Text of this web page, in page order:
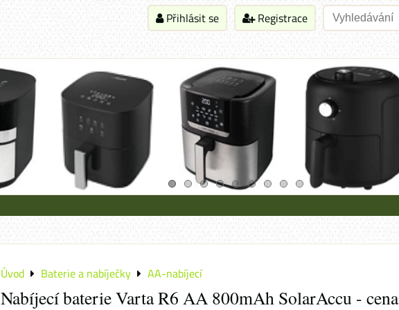
Přihlásit se Registrace
Úvod Baterie a nabíječky AA-nabíjecí
Nabíjecí baterie Varta R6 AA 800mAh SolarAccu - cena